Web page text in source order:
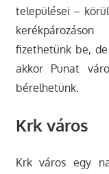
települései –
fizethetünk be,
akkor Punat
bérelhetünk.
Krk város
Krk város egy